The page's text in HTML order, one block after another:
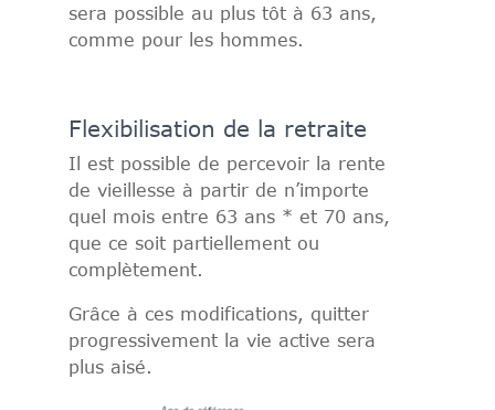
sera possible au plus tôt à 63 ans,
comme pour les hommes.
Flexibilisation de la retraite
Il est possible de percevoir la rente
de vieillesse à partir de n’importe
quel mois entre 63 ans * et 70 ans,
que ce soit partiellement ou
complètement.
Grâce à ces modifications, quitter
progressivement la vie active sera
plus aisé.